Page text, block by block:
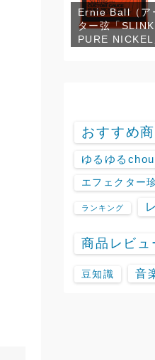
Ernie Ball（ア
ター弦「
PURE NICKEL
おすすめ
ゆるゆる
エフェクター
ランキング
商品レビュ
豆知識 音